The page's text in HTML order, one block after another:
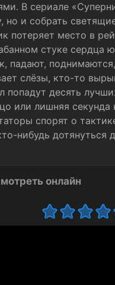
В сериале
и собрать
потеряет место в
стуке сердца
падают,
слёзы, кто-то
попадут десять
или лишняя секунда
спорят о
нибудь дотянуться
онлайн